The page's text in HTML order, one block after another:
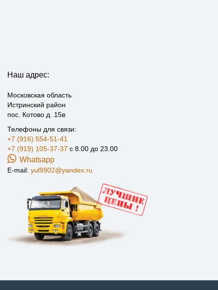
Наш адрес:
Московская область
Истринский район
пос. Котово д .15в
Телефоны для связи:
+7 (916) 554-51-41
+7 (919) 105-37-37 с 8.00 до 23.00
Whatsapp
E-mail: yul9902@yandex.ru